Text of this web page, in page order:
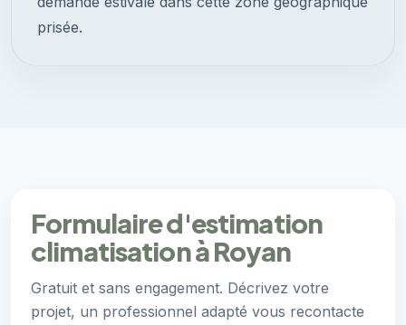
prisée.
Formulaire d'estimation
climatisation à Royan
Gratuit et sans engagement. Décrivez votre
projet, un professionnel adapté vous recontacte